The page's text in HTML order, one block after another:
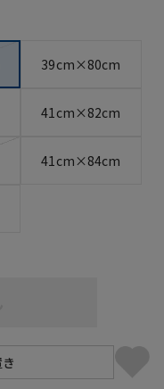
39cm×80cm
41cm×82cm
41cm×84cm